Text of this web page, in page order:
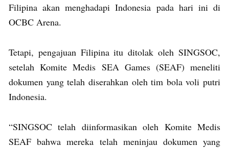
Filipina akan menghadapi Indonesia pada hari ini di
OCBC Arena.
Tetapi, pengajuan Filipina itu ditolak oleh SINGSOC,
setelah Komite Medis SEA Games (SEAF) meneliti
dokumen yang telah diserahkan oleh tim bola voli putri
Indonesia.
“SINGSOC telah diinformasikan oleh Komite Medis
SEAF bahwa mereka telah meninjau dokumen yang